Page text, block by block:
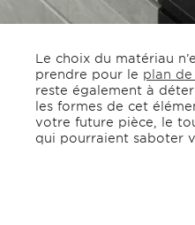
Le choix du matériau
prendre pour le plan
reste également à
les formes de cet
votre future pièce, le
qui pourraient saboter